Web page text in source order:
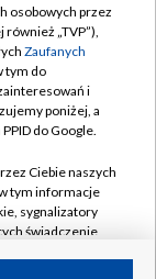
osobowych przez
również „TVP”),
Zaufanych
tym do
i
poniżej, a
do Google.
Ciebie naszych
tym informacje
sygnalizatory
świadczenie